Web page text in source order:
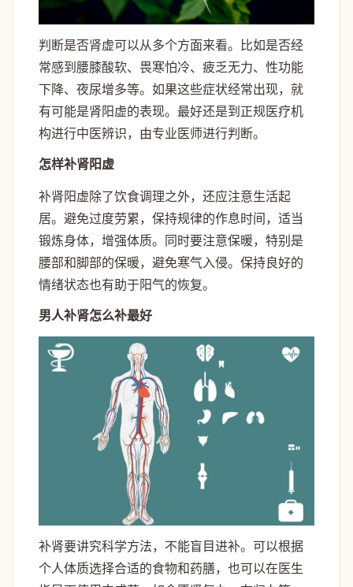
判断是否肾虚可以从多个方面来看。比如是否经
常感到腰膝酸软、畏寒怕冷、疲乏无力、性功能
下降、夜尿增多等。如果这些症状经常出现，就
有可能是肾阳虚的表现。最好还是到正规医疗机
构进行中医辨识，由专业医师进行判断。
怎样补肾阳虚
补肾阳虚除了饮食调理之外，还应注意生活起
居。避免过度劳累，保持规律的作息时间，适当
锻炼身体，增强体质。同时要注意保暖，特别是
腰部和脚部的保暖，避免寒气入侵。保持良好的
情绪状态也有助于阳气的恢复。
男人补肾怎么补最好
补肾要讲究科学方法，不能盲目进补。可以根据
个人体质选择合适的食物和药膳，也可以在医生